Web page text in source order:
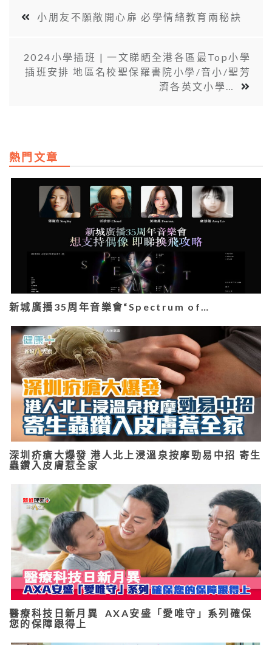
小朋友不願敞開心扉 必學情緒教育兩秘訣
2024小學插班 | 一文睇晒全港各區最Top小學
插班安排 地區名校聖保羅書院小學/音小/聖芳
濟各英文小學…
熱門文章
新城廣播35周年音樂會“Spectrum of…
深圳疥瘡大爆發 港人北上浸溫泉按摩勁易中招 寄生
蟲鑽入皮膚惹全家
醫療科技日新月異 AXA安盛「愛唯守」系列確保
您的保障跟得上